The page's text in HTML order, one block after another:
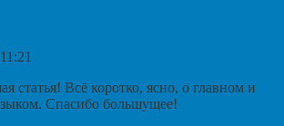
статья! Всё коротко, ясно, о главном и
Спасибо большущее!